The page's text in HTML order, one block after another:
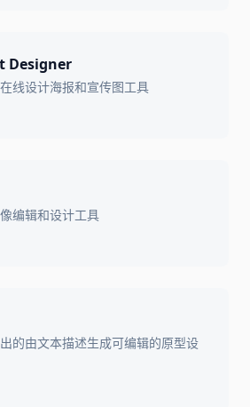
Designer
线设计海报和宣传图工具
编辑和设计工具
的由文本描述生成可编辑的原型设